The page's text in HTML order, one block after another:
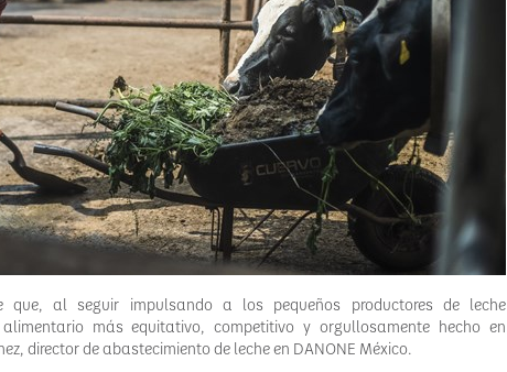
que, al seguir impulsando a los pequeños productores de leche
más equitativo, competitivo y orgullosamente hecho en
director de abastecimiento de leche en DANONE México.